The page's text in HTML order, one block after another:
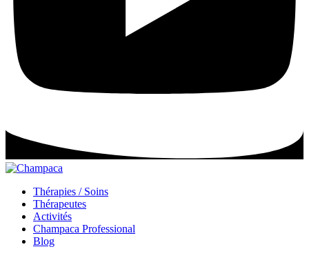
Thérapies / Soins
Thérapeutes
Activités
Champaca Professional
Blog